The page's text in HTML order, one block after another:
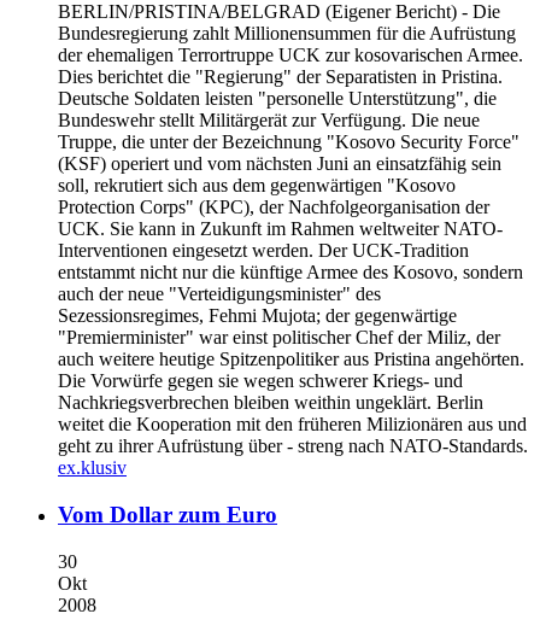
BERLIN/PRISTINA/BELGRAD (Eigener Bericht) - Die
Bundesregierung zahlt Millionensummen für die Aufrüstung
der ehemaligen Terrortruppe UCK zur kosovarischen Armee.
Dies berichtet die "Regierung" der Separatisten in Pristina.
Deutsche Soldaten leisten "personelle Unterstützung", die
Bundeswehr stellt Militärgerät zur Verfügung. Die neue
Truppe, die unter der Bezeichnung "Kosovo Security Force"
(KSF) operiert und vom nächsten Juni an einsatzfähig sein
soll, rekrutiert sich aus dem gegenwärtigen "Kosovo
Protection Corps" (KPC), der Nachfolgeorganisation der
UCK. Sie kann in Zukunft im Rahmen weltweiter NATO-
Interventionen eingesetzt werden. Der UCK-Tradition
entstammt nicht nur die künftige Armee des Kosovo, sondern
auch der neue "Verteidigungsminister" des
Sezessionsregimes, Fehmi Mujota; der gegenwärtige
"Premierminister" war einst politischer Chef der Miliz, der
auch weitere heutige Spitzenpolitiker aus Pristina angehörten.
Die Vorwürfe gegen sie wegen schwerer Kriegs- und
Nachkriegsverbrechen bleiben weithin ungeklärt. Berlin
weitet die Kooperation mit den früheren Milizionären aus und
geht zu ihrer Aufrüstung über - streng nach NATO-Standards.
ex.klusiv
Vom Dollar zum Euro
30
Okt
2008